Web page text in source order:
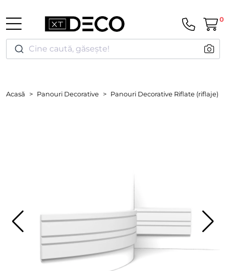
Cine caută, găsește!
0
Acasă Panouri Decorative Panouri Decorative Riflate (riflaje)